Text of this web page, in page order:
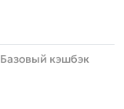
Базовый кэшбэк